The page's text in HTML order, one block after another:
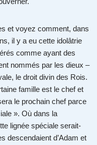
et voyez comment, dans
il y a eu cette idolâtrie
comme ayant des
nommés par les dieux –
le droit divin des Rois.
famille est le chef et
le prochain chef parce
». Où dans la
lignée spéciale serait-
descendaient d’Adam et